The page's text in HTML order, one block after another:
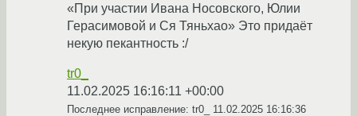
«При участии Ивана Носовского, Юлии
Герасимовой и Ся Тяньхао» Это придаёт
некую пекантность :/
tr0_
11.02.2025 16:16:11 +00:00
Последнее исправление: tr0_ 11.02.2025 16:16:36